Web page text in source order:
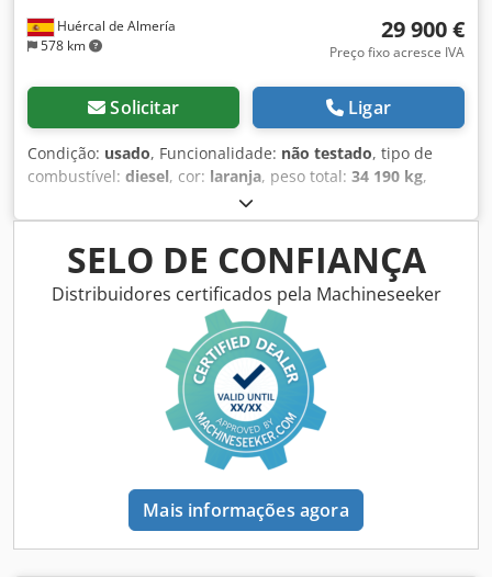
Huércal de Almería
578 km
29 900 €
Preço fixo acresce IVA
Solicitar Ligar
Condição: usado, Funcionalidade: não testado, tipo de
combustível: diesel, cor: laranja, peso total: 34 190 kg,
, tipo de mastro:
fabrico:2010, horas de funcionamento:15 658 h,
Equipamento:Marcação CE, ar condicionado, cabina,
computador de bordo, esteiras de aço , Escavadora de
esteiras Hitachi ZX350LCN-3 Ano 2010 15.658 horas
Dedsznwhlspfx Aaiskr Máquina usada Mais informações
SELO DE CONFIANÇA
Distribuidores certificados pela Machineseeker
Mais informações agora